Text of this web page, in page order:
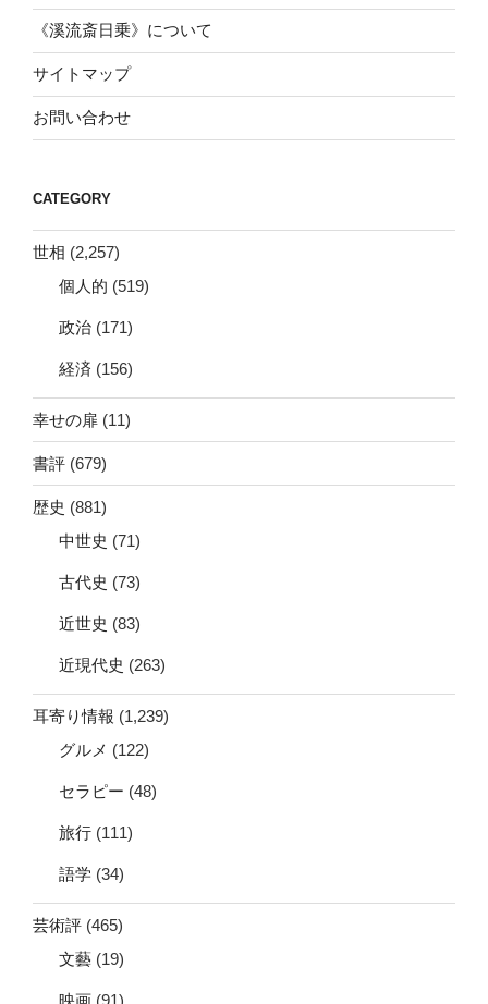
《溪流斎日乗》について
サイトマップ
お問い合わせ
CATEGORY
世相 (2,257)
個人的 (519)
政治 (171)
経済 (156)
幸せの扉 (11)
書評 (679)
歴史 (881)
中世史 (71)
古代史 (73)
近世史 (83)
近現代史 (263)
耳寄り情報 (1,239)
グルメ (122)
セラピー (48)
旅行 (111)
語学 (34)
芸術評 (465)
文藝 (19)